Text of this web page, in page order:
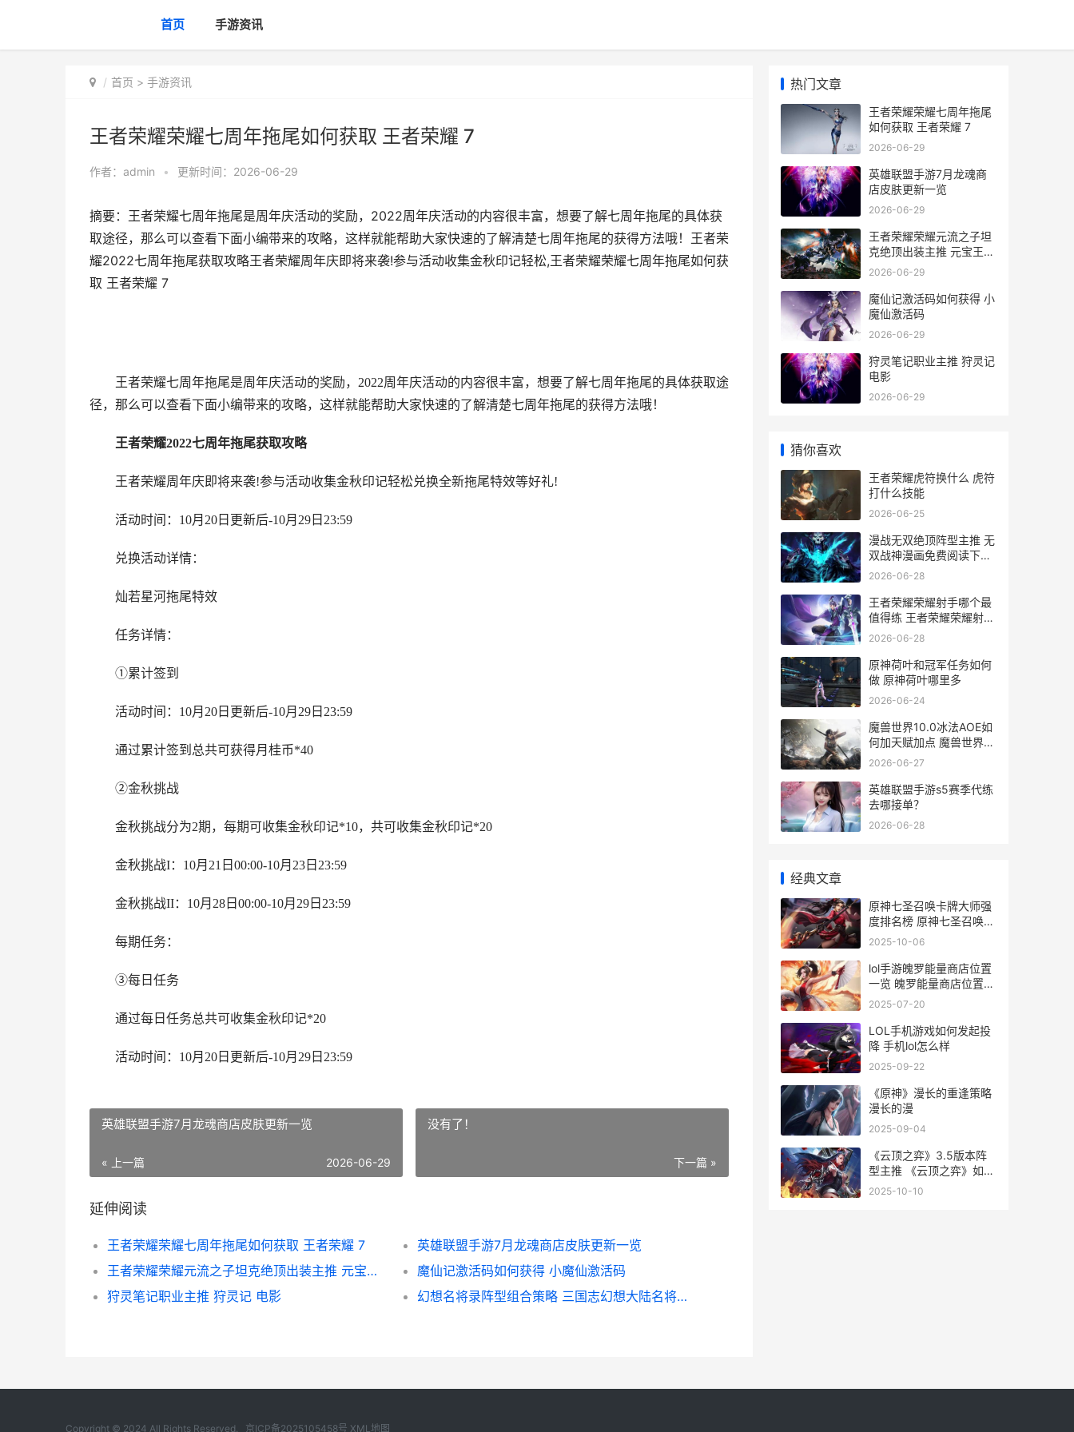
首页 手游资讯
首页 > 手游资讯
王者荣耀荣耀七周年拖尾如何获取 王者荣耀 7
作者： admin • 更新时间：2026-06-29
摘要：王者荣耀七周年拖尾是周年庆活动的奖励，2022周年庆活动的内容很丰富，想要了解七周年拖尾的具体获
取途径，那么可以查看下面小编带来的攻略，这样就能帮助大家快速的了解清楚七周年拖尾的获得方法哦！王者荣
耀2022七周年拖尾获取攻略王者荣耀周年庆即将来袭!参与活动收集金秋印记轻松,王者荣耀荣耀七周年拖尾如何获
取 王者荣耀 7
王者荣耀七周年拖尾是周年庆活动的奖励，2022周年庆活动的内容很丰富，想要了解七周年拖尾的具体获取途
径，那么可以查看下面小编带来的攻略，这样就能帮助大家快速的了解清楚七周年拖尾的获得方法哦！
王者荣耀2022七周年拖尾获取攻略
王者荣耀周年庆即将来袭!参与活动收集金秋印记轻松兑换全新拖尾特效等好礼!
活动时间：10月20日更新后-10月29日23:59
兑换活动详情：
灿若星河拖尾特效
任务详情：
①累计签到
活动时间：10月20日更新后-10月29日23:59
通过累计签到总共可获得月桂币*40
②金秋挑战
金秋挑战分为2期，每期可收集金秋印记*10，共可收集金秋印记*20
金秋挑战I：10月21日00:00-10月23日23:59
金秋挑战II：10月28日00:00-10月29日23:59
每期任务：
③每日任务
通过每日任务总共可收集金秋印记*20
活动时间：10月20日更新后-10月29日23:59
英雄联盟手游7月龙魂商店皮肤更新一览
« 上一篇 2026-06-29
没有了！
下一篇 »
延伸阅读
王者荣耀荣耀七周年拖尾如何获取 王者荣耀 7
英雄联盟手游7月龙魂商店皮肤更新一览
王者荣耀荣耀元流之子坦克绝顶出装主推 元宝王者荣耀
魔仙记激活码如何获得 小魔仙激活码
狩灵笔记职业主推 狩灵记 电影
幻想名将录阵型组合策略 三国志幻想大陆名将历练用刷新吗
热门文章
王者荣耀荣耀七周年拖尾
如何获取 王者荣耀 7
2026-06-29
英雄联盟手游7月龙魂商
店皮肤更新一览
2026-06-29
王者荣耀荣耀元流之子坦
克绝顶出装主推 元宝王者
荣耀
2026-06-29
魔仙记激活码如何获得 小
魔仙激活码
2026-06-29
狩灵笔记职业主推 狩灵记
电影
2026-06-29
猜你喜欢
王者荣耀虎符换什么 虎符
打什么技能
2026-06-25
漫战无双绝顶阵型主推 无
双战神漫画免费阅读下拉
式
2026-06-28
王者荣耀荣耀射手哪个最
值得练 王者荣耀荣耀射手
称号是永久的吗
2026-06-28
原神荷叶和冠军任务如何
做 原神荷叶哪里多
2026-06-24
魔兽世界10.0冰法AOE如
何加天赋加点 魔兽世界冰
dkwa
2026-06-27
英雄联盟手游s5赛季代练
去哪接单？
2026-06-28
经典文章
原神七圣召唤卡牌大师强
度排名榜 原神七圣召唤卡
牌多少钱
2025-10-06
lol手游魄罗能量商店位置
一览 魄罗能量商店位置在
哪
2025-07-20
LOL手机游戏如何发起投
降 手机lol怎么样
2025-09-22
《原神》漫长的重逢策略
漫长的漫
2025-09-04
《云顶之弈》3.5版本阵
型主推 《云顶之弈》如何
删除和重新创建小队规划
2025-10-10
Copyright © 2024 All Rights Reserved. 京ICP备2025105458号 XML地图